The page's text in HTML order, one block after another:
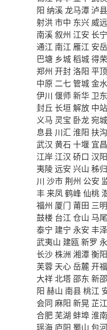
阳 纳溪龙马潭 泸县
射洪市中 东兴 威远
南溪叙州 江安 长宁
通江 南江 雁江 安岳
巴塘 乡城稻城得荣
郑州 开封洛阳 平
中原 二七 管城金水
伊川 偃师新华 卫东
封丘 长垣解放 中站
义马 灵宝 卧龙宛城
息县 川汇 淮阳 扶沟
武汉 黄石 十堰 宜昌
江岸 江汉 硚口 汉阳
夷陵远安 兴山 秭归
川 沙市荆州 公安
丰 来凤鹤峰 仙桃
福州 厦门 莆田 三明
鼓楼 台江 仓山 马尾
泰宁 建宁 永安 丰泽
武夷山 建瓯新罗
长沙株洲 湘潭衡阳
芙蓉 天心岳麓开福
大祥北塔邵东 新邵
阳 赫山 南县桃江
会同 麻阳 新晃 芷江
合肥 芜湖 蚌埠淮南
瑶海 庐阳 蜀山 包河